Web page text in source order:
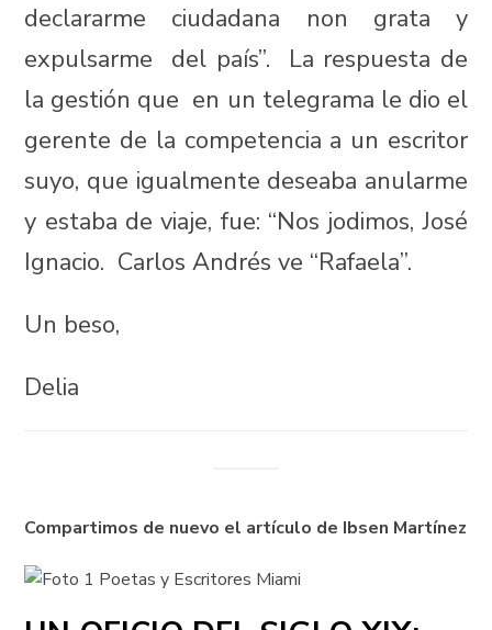
declararme ciudadana non grata y
expulsarme del país”. La respuesta de
la gestión que en un telegrama le dio el
gerente de la competencia a un escritor
suyo, que igualmente deseaba anularme
y estaba de viaje, fue: “Nos jodimos, José
Ignacio. Carlos Andrés ve “Rafaela”.
Un beso,
Delia
Compartimos de nuevo el artículo de Ibsen Martínez